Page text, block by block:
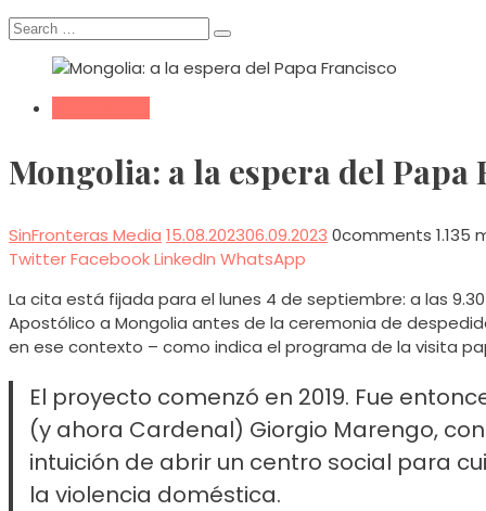
Search
Mongolia: a la espera del Papa
SinFronteras Media 15.08.202306.09.2023 0comments 1.135
TwitterFacebookLinkedIn WhatsApp
La cita está fijada para el lunes 4 de septiembre: a las
Apostólico a Mongolia antes de la ceremonia de
en ese contexto – como indica el programa de la visita
El proyecto comenzó en 2019. Fue
(y ahora Cardenal) Giorgio Marengo,
intuición de abrir un centro social para
la violencia doméstica.